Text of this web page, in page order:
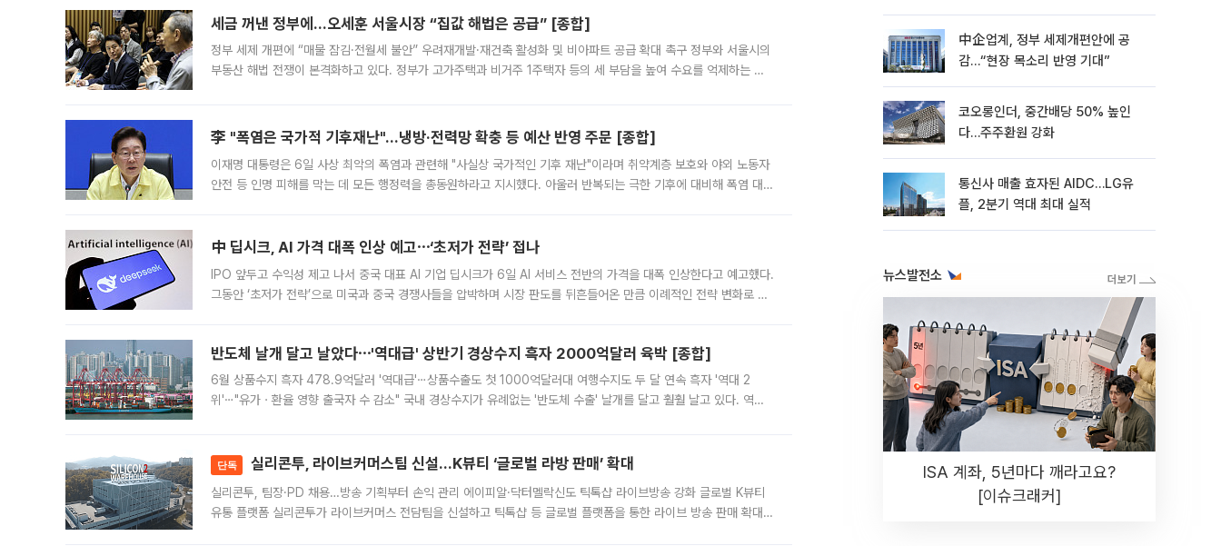
세금 꺼낸 정부에…오세훈 서울시장 “집값 해법은 공급” [종합]
정부 세제 개편에 “매물 잠김·전월세 불안” 우려재개발·재건축 활성화 및 비아파트 공급 확대 촉구 정부와 서울시의
부동산 해법 전쟁이 본격화하고 있다. 정부가 고가주택과 비거주 1주택자 등의 세 부담을 높여 수요를 억제하는 카
李 "폭염은 국가적 기후재난"…냉방·전력망 확충 등 예산 반영 주문 [종합]
이재명 대통령은 6일 사상 최악의 폭염과 관련해 "사실상 국가적인 기후 재난"이라며 취약계층 보호와 야외 노동자
안전 등 인명 피해를 막는 데 모든 행정력을 총동원하라고 지시했다. 아울러 반복되는 극한 기후에 대비해 폭염 대응
中 딥시크, AI 가격 대폭 인상 예고⋯‘초저가 전략’ 접나
IPO 앞두고 수익성 제고 나서 중국 대표 AI 기업 딥시크가 6일 AI 서비스 전반의 가격을 대폭 인상한다고 예고했다.
그동안 ‘초저가 전략’으로 미국과 중국 경쟁사들을 압박하며 시장 판도를 뒤흔들어온 만큼 이례적인 전략 변화로 평
반도체 날개 달고 날았다⋯'역대급' 상반기 경상수지 흑자 2000억달러 육박 [종합]
6월 상품수지 흑자 478.9억달러 '역대급'⋯상품수출도 첫 1000억달러대 여행수지도 두 달 연속 흑자 '역대 2
위'⋯"유가ㆍ환율 영향 출국자 수 감소" 국내 경상수지가 유례없는 '반도체 수출' 날개를 달고 훨훨 날고 있다. 역대
단독 실리콘투, 라이브커머스팀 신설…K뷰티 ‘글로벌 라방 판매’ 확대
실리콘투, 팀장·PD 채용…방송 기획부터 손익 관리 에이피알·닥터멜락신도 틱톡샵 라이브방송 강화 글로벌 K뷰티
유통 플랫폼 실리콘투가 라이브커머스 전담팀을 신설하고 틱톡샵 등 글로벌 플랫폼을 통한 라이브 방송 판매 확대에
中企업계, 정부 세제개편안에 공
감…“현장 목소리 반영 기대”
코오롱인더, 중간배당 50% 높인
다…주주환원 강화
통신사 매출 효자된 AIDC…LG유
플, 2분기 역대 최대 실적
뉴스발전소
ISA 계좌, 5년마다 깨라고요?
[이슈크래커]